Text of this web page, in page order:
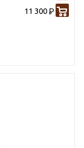
11 300 Р